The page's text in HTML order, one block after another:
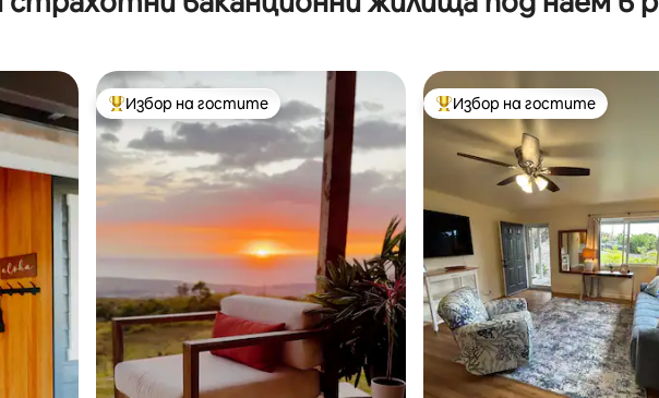
Най-популярен избор на гостите
Избор на гостите Най-популярен избор на
Избор на гостите